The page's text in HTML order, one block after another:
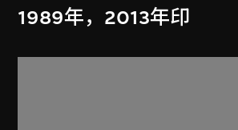
1989年，2013年印